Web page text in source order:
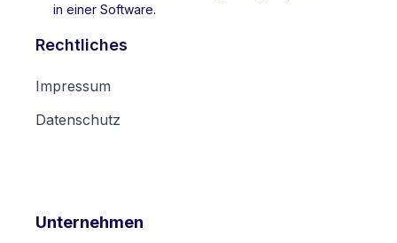
in einer Software.
Rechtliches
Impressum
Datenschutz
Unternehmen